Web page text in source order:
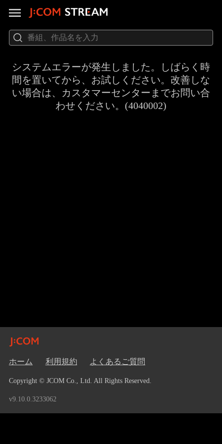
システムエラーが発生しました。しばらく時
間を置いてから、お試しください。改善しな
い場合は、カスタマーセンターまでお問い合
わせください。(4040002)
ホーム 利用規約 よくあるご質問
Copyright © JCOM Co., Ltd. All Rights Reserved.
v9.10.0.3233062